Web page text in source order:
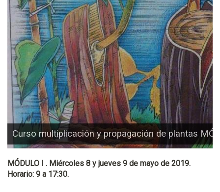
Curso multiplicación y propagación de plantas
MÓDULO I . Miércoles 8 y jueves 9 de mayo de 2019.
Horario: 9 a 17:30.